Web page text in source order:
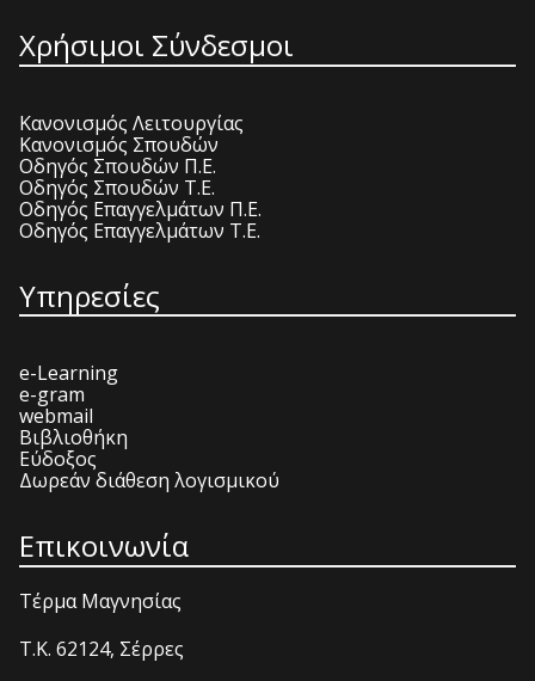
Χρήσιμοι Σύνδεσμοι
Κανονισμός Λειτουργίας
Κανονισμός Σπουδών
Οδηγός Σπουδών Π.Ε.
Οδηγός Σπουδών Τ.Ε.
Οδηγός Επαγγελμάτων Π.Ε.
Οδηγός Επαγγελμάτων Τ.Ε.
Υπηρεσίες
e-Learning
e-gram
webmail
Βιβλιοθήκη
Εύδοξος
Δωρεάν διάθεση λογισμικού
Επικοινωνία
Τέρμα Μαγνησίας
T.K. 62124, Σέρρες